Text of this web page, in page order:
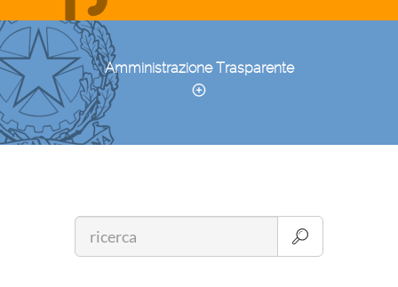
Amministrazione Trasparente